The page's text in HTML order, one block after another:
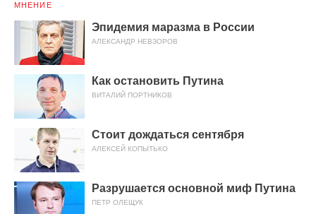
МНЕНИЕ
Эпидемия маразма в России
АЛЕКСАНДР НЕВЗОРОВ
Как остановить Путина
ВИТАЛИЙ ПОРТНИКОВ
Стоит дождаться сентября
АЛЕКСЕЙ КОПЫТЬКО
Разрушается основной миф Путина
ПЕТР ОЛЕЩУК